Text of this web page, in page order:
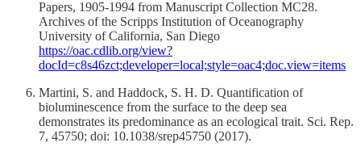
Papers, 1905-1994 from Manuscript Collection MC28.
Archives of the Scripps Institution of Oceanography
University of California, San Diego
https://oac.cdlib.org/view?
docId=c8s46zct;developer=local;style=oac4;doc.view=items
Martini, S. and Haddock, S. H. D. Quantification of
bioluminescence from the surface to the deep sea
demonstrates its predominance as an ecological trait. Sci. Rep.
7, 45750; doi: 10.1038/srep45750 (2017).